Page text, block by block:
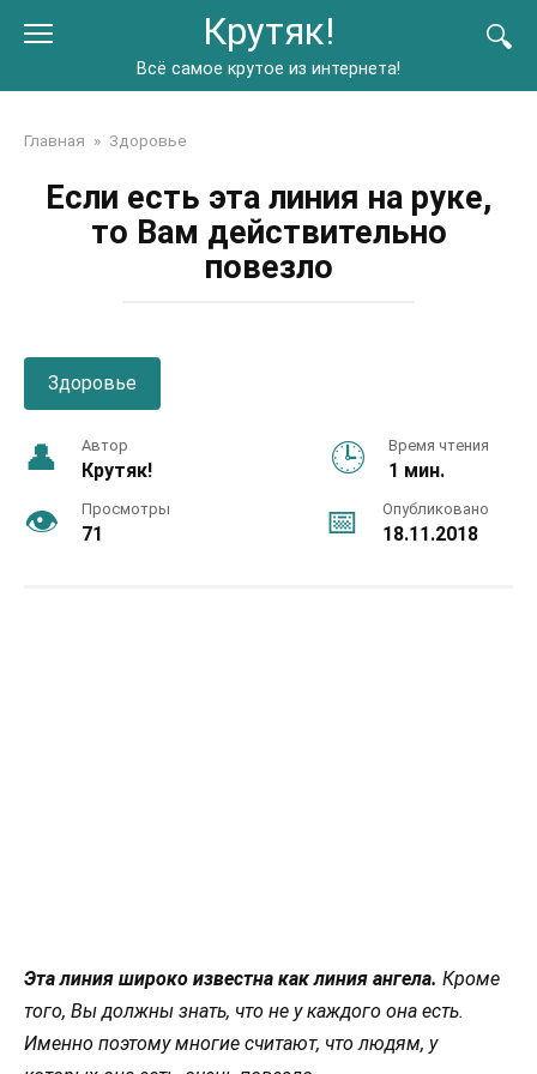
Крутяк!
Всё самое крутое из интернета!
Главная » Здоровье
Если есть эта линия на руке,
то Вам действительно
повезло
Здоровье
Автор
Крутяк!
Время чтения
1 мин.
Просмотры
71
Опубликовано
18.11.2018
Эта линия широко известна как линия ангела. Кроме
того, Вы должны знать, что не у каждого она есть.
Именно поэтому многие считают, что людям, у